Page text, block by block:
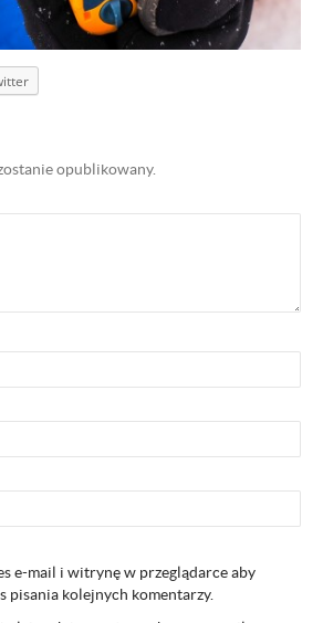
opublikowany.
e-mail i witrynę w przeglądarce aby
pisania kolejnych komentarzy.